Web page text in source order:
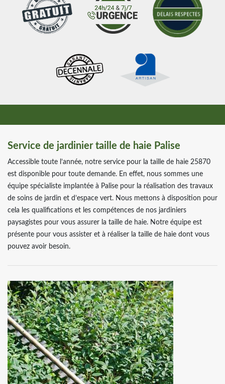
Service de jardinier taille de haie Palise
Accessible toute l’année, notre service pour la taille de haie 25870
est disponible pour toute demande. En effet, nous sommes une
équipe spécialiste implantée à Palise pour la réalisation des travaux
de soins de jardin et d’espace vert. Nous mettons à disposition pour
cela les qualifications et les compétences de nos jardiniers
paysagistes pour vous assurer la taille de haie. Notre équipe est
présente pour vous assister et à réaliser la taille de haie dont vous
pouvez avoir besoin.